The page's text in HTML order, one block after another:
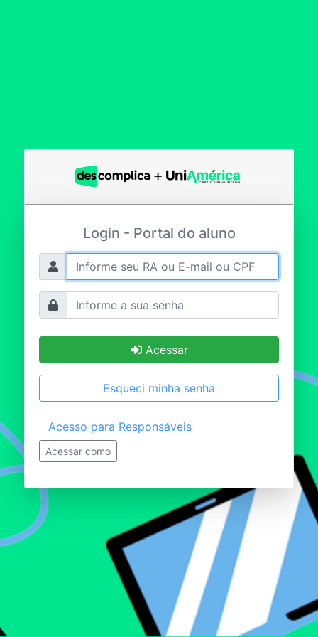
Login - Portal do aluno
Acessar
Esqueci minha senha
Acesso para Responsáveis
Acessar como